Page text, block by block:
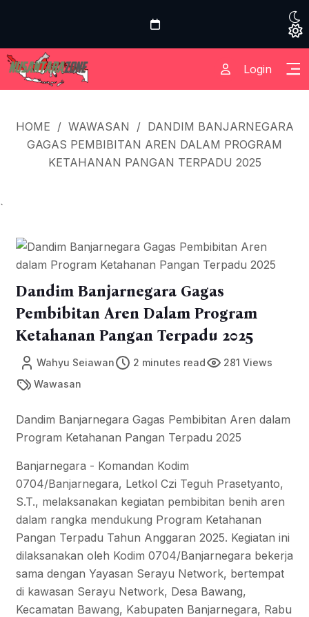
Login
HOME / WAWASAN / DANDIM BANJARNEGARA
GAGAS PEMBIBITAN AREN DALAM PROGRAM
KETAHANAN PANGAN TERPADU 2025
`
Dandim Banjarnegara Gagas
Pembibitan Aren Dalam Program
Ketahanan Pangan Terpadu 2025
Wahyu Seiawan 2 minutes read
281 Views
Wawasan
Dandim Banjarnegara Gagas Pembibitan Aren dalam
Program Ketahanan Pangan Terpadu 2025
Banjarnegara - Komandan Kodim
0704/Banjarnegara, Letkol Czi Teguh Prasetyanto,
S.T., melaksanakan kegiatan pembibitan benih aren
dalam rangka mendukung Program Ketahanan
Pangan Terpadu Tahun Anggaran 2025. Kegiatan ini
dilaksanakan oleh Kodim 0704/Banjarnegara bekerja
sama dengan Yayasan Serayu Network, bertempat
di kawasan Serayu Network, Desa Bawang,
Kecamatan Bawang, Kabupaten Banjarnegara, Rabu